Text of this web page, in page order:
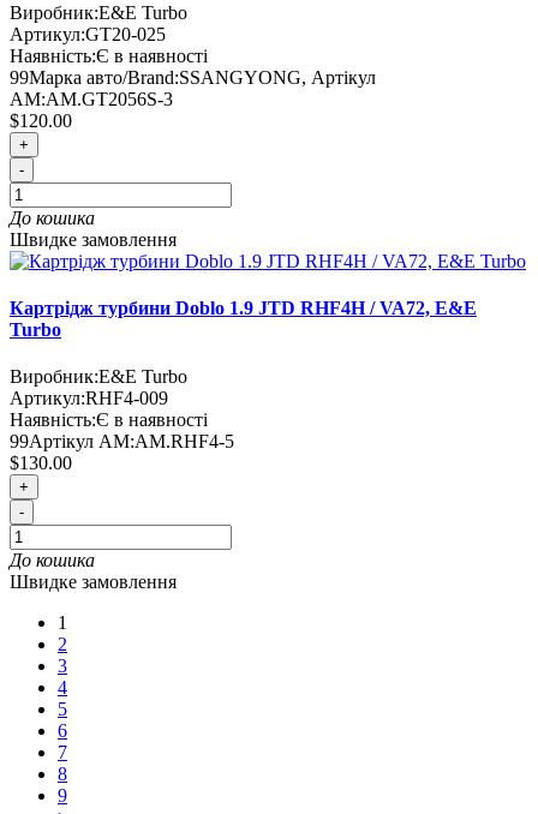
Виробник:E&E Turbo
Артикул:GT20-025
Наявність:Є в наявності
99Марка авто/Brand:SSANGYONG, Артікул
AM:AM.GT2056S-3
$120.00
+
-
До кошика
Швидке замовлення
Картрідж турбини Doblo 1.9 JTD RHF4H / VA72, E&E
Turbo
Виробник:E&E Turbo
Артикул:RHF4-009
Наявність:Є в наявності
99Артікул AM:AM.RHF4-5
$130.00
+
-
До кошика
Швидке замовлення
1
2
3
4
5
6
7
8
9